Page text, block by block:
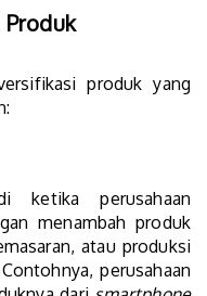
produk yang
ketika perusahaan
menambah produk
atau produksi
perusahaan